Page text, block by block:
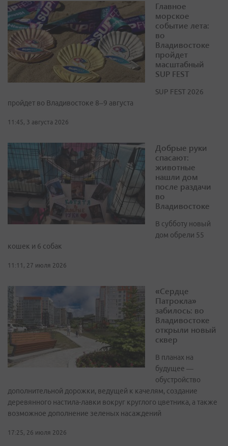
Главное
морское
событие лета:
во
Владивостоке
пройдет
масштабный
SUP FEST
SUP FEST 2026
пройдет во Владивостоке 8–9 августа
11:45, 3 августа 2026
Добрые руки
спасают:
животные
нашли дом
после раздачи
во
Владивостоке
В субботу новый
дом обрели 55
кошек и 6 собак
11:11, 27 июля 2026
«Сердце
Патрокла»
забилось: во
Владивостоке
открыли новый
сквер
В планах на
будущее —
обустройство
дополнительной дорожки, ведущей к качелям, создание
деревянного настила-лавки вокруг круглого цветника, а также
возможное дополнение зеленых насаждений
17:25, 26 июля 2026